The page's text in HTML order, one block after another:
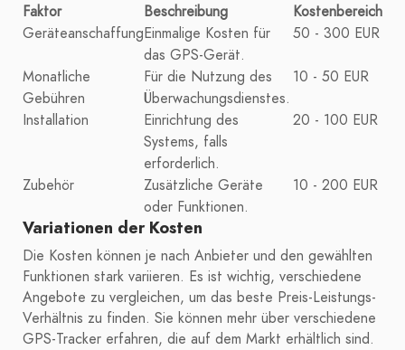
Faktor
Beschreibung
Kostenbereich
GeräteanschaffungEinmalige Kosten für
das GPS-Gerät.
50 - 300 EUR
Monatliche
Gebühren
Für die Nutzung des
Überwachungsdienstes.
10 - 50 EUR
Installation
Einrichtung des
Systems, falls
erforderlich.
20 - 100 EUR
Zubehör
Zusätzliche Geräte
oder Funktionen.
10 - 200 EUR
Variationen der Kosten
Die Kosten können je nach Anbieter und den gewählten
Funktionen stark variieren. Es ist wichtig, verschiedene
Angebote zu vergleichen, um das beste Preis-Leistungs-
Verhältnis zu finden. Sie können mehr über verschiedene
GPS-Tracker erfahren, die auf dem Markt erhältlich sind.